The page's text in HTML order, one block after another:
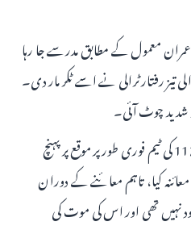
معمول کے مطابق مدرسے جا رہا
تیز رفتار ٹرالی نے اسے ٹکر مار دی۔
شدید چوٹ آئی۔
واقعے کی اطلاع ملتے ہی ریسکیو 1122 کی ٹیم فوری طور پر موقع پر پہنچ
کیا، تاہم معائنے کے دوران
نہیں تھی اور اس کی موت کی